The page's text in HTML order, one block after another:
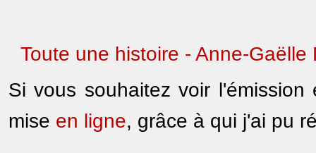
Toute une histoire - Anne-Gaëlle
Si vous souhaitez voir
mise en ligne, grâce à qui j'ai pu